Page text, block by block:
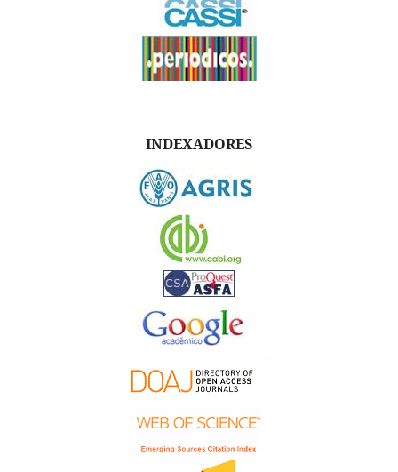
INDEXADORES